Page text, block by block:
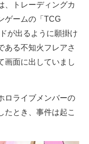
トレーディングカ
ゲームの「TCG
が出るように願掛け
ある不知火フレアさ
画面に出していまし
ロライブメンバーの
たとき、事件は起こ